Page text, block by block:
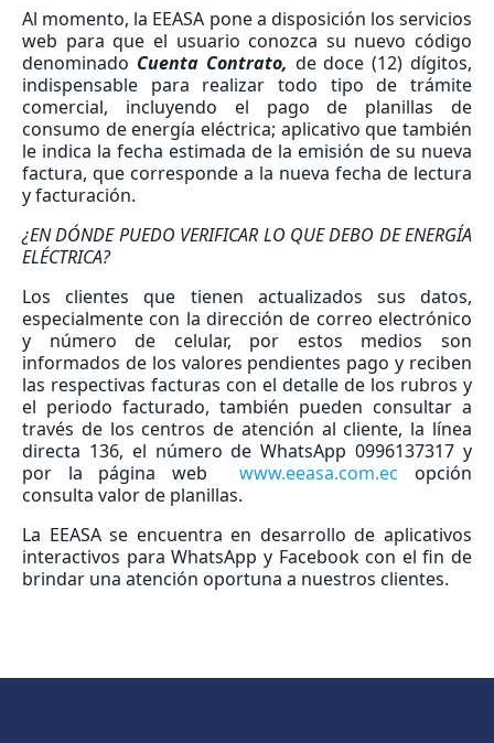
Al momento, la EEASA pone a disposición los servicios
web para que el usuario conozca su nuevo código
denominado Cuenta Contrato, de doce (12) dígitos,
indispensable para realizar todo tipo de trámite
comercial, incluyendo el pago de planillas de
consumo de energía eléctrica; aplicativo que también
le indica la fecha estimada de la emisión de su nueva
factura, que corresponde a la nueva fecha de lectura
y facturación.
¿EN DÓNDE PUEDO VERIFICAR LO QUE DEBO DE ENERGÍA
ELÉCTRICA?
Los clientes que tienen actualizados sus datos,
especialmente con la dirección de correo electrónico
y número de celular, por estos medios son
informados de los valores pendientes pago y reciben
las respectivas facturas con el detalle de los rubros y
el periodo facturado, también pueden consultar a
través de los centros de atención al cliente, la línea
directa 136, el número de WhatsApp 0996137317 y
por la página webwww.eeasa.com.ec opción
consulta valor de planillas.
La EEASA se encuentra en desarrollo de aplicativos
interactivos para WhatsApp y Facebook con el fin de
brindar una atención oportuna a nuestros clientes.